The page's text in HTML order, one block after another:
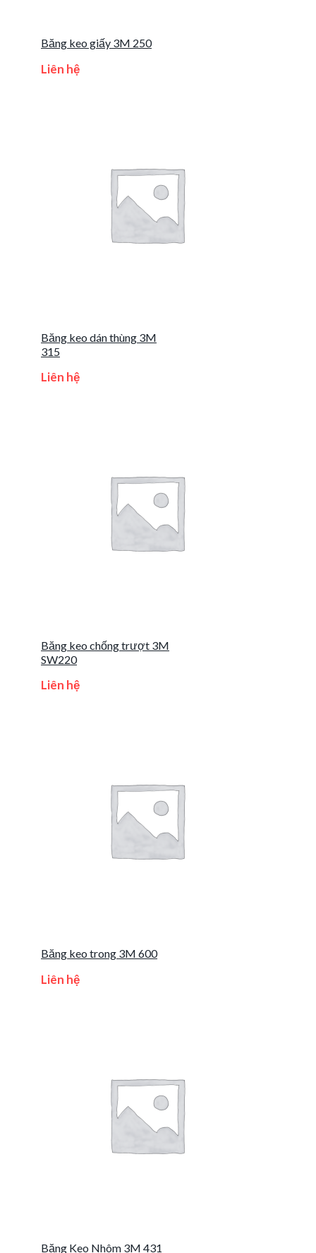
Băng keo giấy 3M 250
Liên hệ
Băng keo dán thùng 3M
315
Liên hệ
Băng keo chống trượt 3M
SW220
Liên hệ
Băng keo trong 3M 600
Liên hệ
Băng Keo Nhôm 3M 431